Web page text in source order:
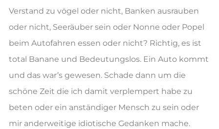
Verstand zu vögel oder nicht, Banken ausrauben
oder nicht, Seeräuber sein oder Nonne oder Popel
beim Autofahren essen oder nicht? Richtig, es ist
total Banane und Bedeutungslos. Ein Auto kommt
und das war’s gewesen. Schade dann um die
schöne Zeit die ich damit verplempert habe zu
beten oder ein anständiger Mensch zu sein oder
mir anderweitige idiotische Gedanken mache.